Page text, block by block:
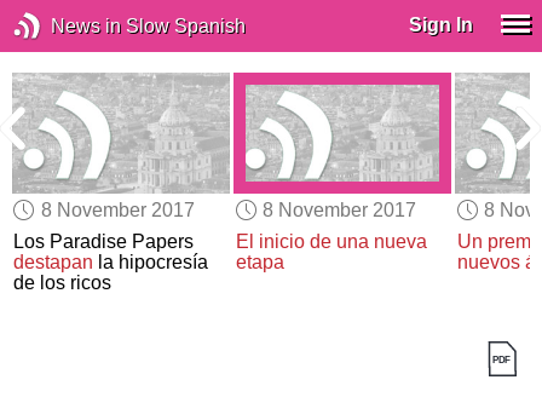
News in Slow Spanish Sign In
8 November 2017
Los Paradise Papers
destapan la hipocresía
de los ricos
8 November 2017
El inicio de una nueva
etapa
8
Un
nuevos